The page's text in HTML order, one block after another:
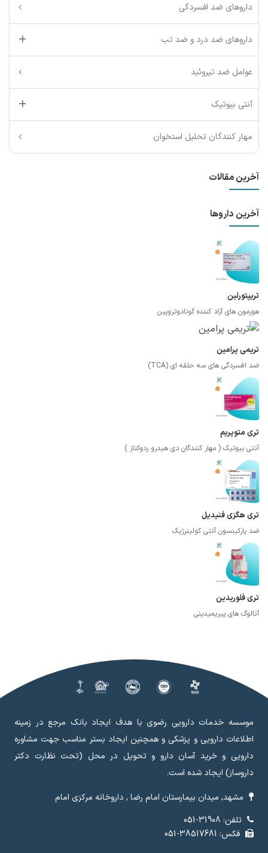
داروهای ضد افسردگی
داروهای ضد درد و ضد تب
عوامل ضد تیروئید
آنتی بیوتیک
مهار کنندگان تحلیل استخوان
آخرین مقالات
آخرین داروها
تریپتورلین
هورمون های آزاد کننده گونادوتروپین
تریمی پرامین
ضد افسردگی های سه حلقه ای (TCA)
تری متوپریم
آنتی بیوتیک ( مهار کنندگان دی هیدرو ردوکتاز )
تری هگزی فنیدیل
ضد پارکینسون آنتی کولینرژیک
تری فلوریدین
آنالوگ های پیریمیدینی
موسسه خدمات دارویی رضوی با هدف ایجاد بانک مرجع در زمینه
اطلاعات دارویی و پزشکی و همچنین ایجاد بستر مناسب جهت مشاوره
دارویی و خرید آسان دارو و تحویل در محل (تحت نظارت دکتر
داروساز) ایجاد شده است.
مشهد, میدان بیمارستان امام رضا , داروخانه مرکزی امام
تلفن: 31908-051
فکس: 38517681-051